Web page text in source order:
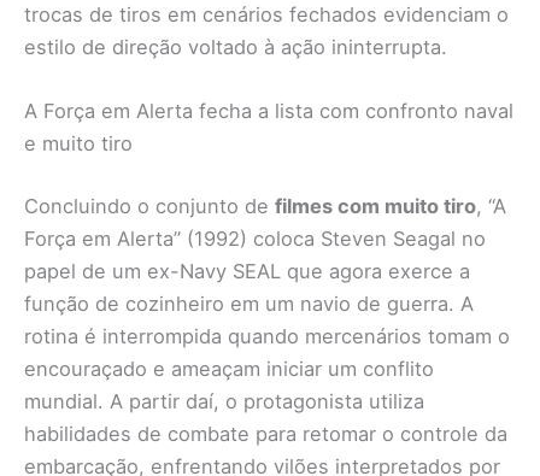
trocas de tiros em cenários fechados evidenciam o
estilo de direção voltado à ação ininterrupta.
A Força em Alerta fecha a lista com confronto naval
e muito tiro
Concluindo o conjunto de filmes com muito tiro, “A
Força em Alerta” (1992) coloca Steven Seagal no
papel de um ex-Navy SEAL que agora exerce a
função de cozinheiro em um navio de guerra. A
rotina é interrompida quando mercenários tomam o
encouraçado e ameaçam iniciar um conflito
mundial. A partir daí, o protagonista utiliza
habilidades de combate para retomar o controle da
embarcação, enfrentando vilões interpretados por